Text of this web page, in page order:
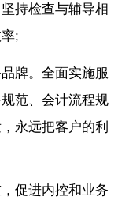
持检查与辅导相
;
牌。全面实施服
范、会计流程规
永远把客户的利
促进内控和业务